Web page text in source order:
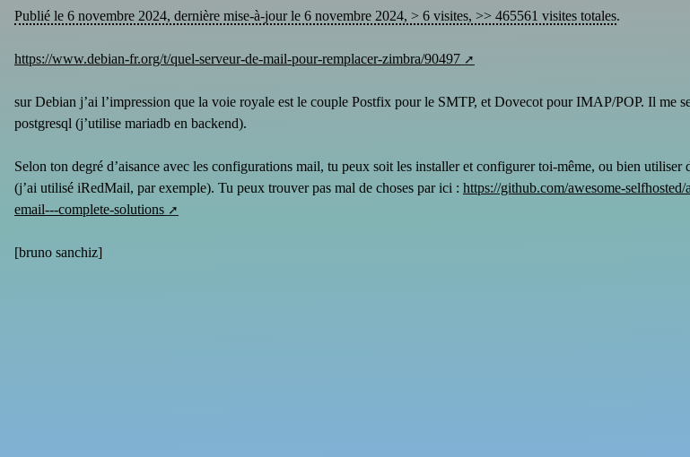
Publié le 6 novembre 2024, dernière mise-à-jour le 6 novembre 2024, > 6 visites, >> 465561 visites totales.
https://www.debian-fr.org/t/quel-serveur-de-mail-pour-remplacer-zimbra/90497
sur Debian j’ai l’impression que la voie royale est le couple Postfix pour le SMTP, et Dovecot pour IMAP/POP. Il me
postgresql (j’utilise mariadb en backend).
Selon ton degré d’aisance avec les configurations mail, tu peux soit les installer et configurer toi-même, ou bien utiliser
(j’ai utilisé iRedMail, par exemple). Tu peux trouver pas mal de choses par ici : https://github.com/awesome-
email---complete-solutions
[bruno sanchiz]